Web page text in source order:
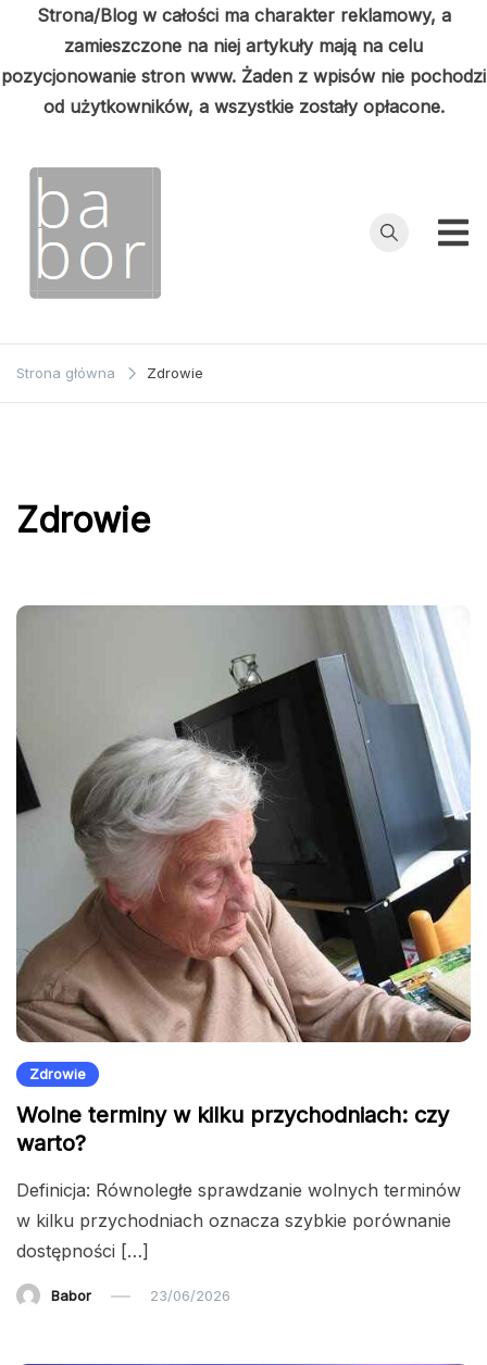
Strona/Blog w całości ma charakter reklamowy, a
zamieszczone na niej artykuły mają na celu
pozycjonowanie stron www. Żaden z wpisów nie pochodzi
od użytkowników, a wszystkie zostały opłacone.
treści
Babor
Strona główna Zdrowie
Zdrowie
Zdrowie
Wolne terminy w kilku przychodniach: czy
warto?
Definicja: Równoległe sprawdzanie wolnych terminów
w kilku przychodniach oznacza szybkie porównanie
dostępności […]
Babor 23/06/2026